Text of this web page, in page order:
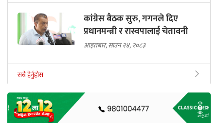
कांग्रेस बैठक सुरु, गगनले दिए
प्रधानमन्त्री र रास्वपालाई चेतावनी
आइतबार, साउन २४, २०८३
सबै हेर्नुहोस